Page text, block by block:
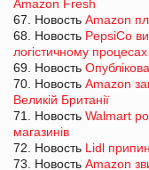
Amazon Fresh
67. Новость Amazon
68. Новость PepsiCo
логістичному
69. Новость
70. Новость Amazon
Великій Британії
71. Новость Walmart
магазинів
72. Новость Lidl
73. Новость Amazon